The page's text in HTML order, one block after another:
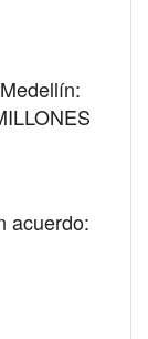
acuerdo: